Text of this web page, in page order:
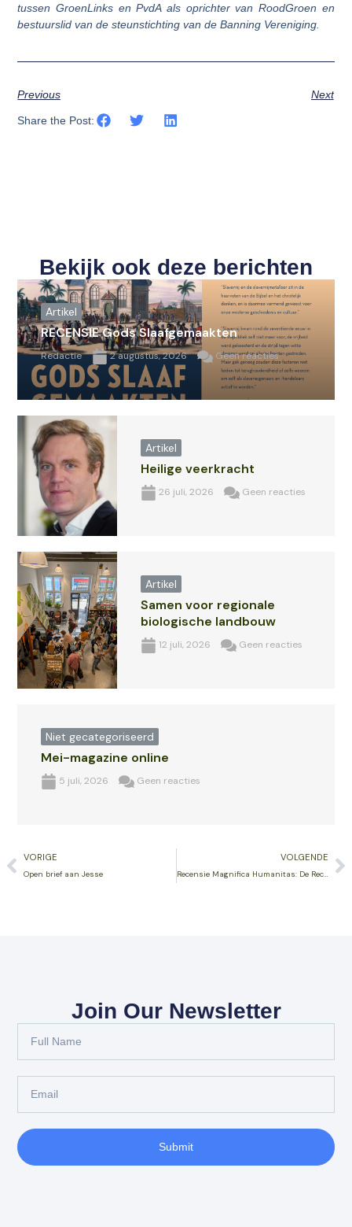
tussen GroenLinks en PvdA als oprichter van RoodGroen en
bestuurslid van de steunstichting van de Banning Vereniging.
Previous Next
Share the Post:
Bekijk ook deze berichten
Artikel
RECENSIE Gods Slaafgemaakten
Redactie 2 augustus, 2026 Geen reacties
Artikel
Heilige veerkracht
26 juli, 2026 Geen reacties
Artikel
Samen voor regionale
biologische landbouw
12 juli, 2026 Geen reacties
Niet gecategoriseerd
Mei-magazine online
5 juli, 2026 Geen reacties
Vorige
VORIGE
Open brief aan Jesse
VOLGENDE
Recensie Magnifica Humanitas: De Rechtvaardige Oorlog is dood, lang leve de vrede!
Join Our Newsletter
Name
Submit